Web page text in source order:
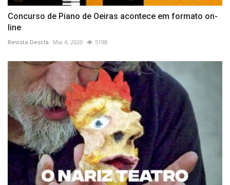
Concurso de Piano de Oeiras acontece em formato on-
line
Revista Descla Mai 4, 2020 5198